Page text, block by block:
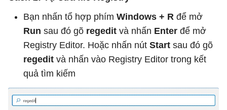
Bạn nhấn tổ hợp phím Windows + R để mở
Run sau đó gõ regedit và nhấn Enter để mở
Registry Editor. Hoặc nhấn nút Start sau đó gõ
regedit và nhấn vào Registry Editor trong kết
quả tìm kiếm